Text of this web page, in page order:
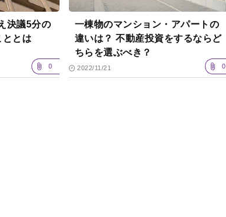
決議5分の
ととは
0
一棟物のマンション・アパートの
違いは？ 不動産投資をするならど
ちらを選ぶべき？
2022/11/21 0